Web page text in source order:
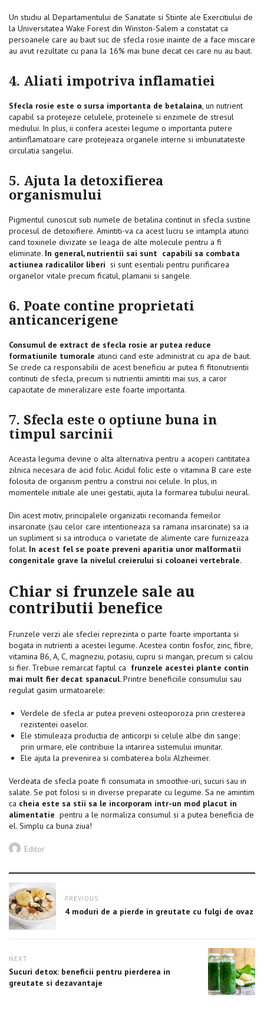
Un studiu al Departamentului de Sanatate si Stiinte ale Exercitiului de
la Universitatea Wake Forest din Winston-Salem a constatat ca
persoanele care au baut suc de sfecla rosie inainte de a face miscare
au avut rezultate cu pana la 16% mai bune decat cei care nu au baut.
4. Aliati impotriva inflamatiei
Sfecla rosie este o sursa importanta de betalaina, un nutrient
capabil sa protejeze celulele, proteinele si enzimele de stresul
mediului. In plus, ii confera acestei legume o importanta putere
antiinflamatoare care protejeaza organele interne si imbunatateste
circulatia sangelui.
5. Ajuta la detoxifierea
organismului
Pigmentul cunoscut sub numele de betalina continut in sfecla sustine
procesul de detoxifiere. Amintiti-va ca acest lucru se intampla atunci
cand toxinele divizate se leaga de alte molecule pentru a fi
eliminate. In general, nutrientii sai sunt capabili sa combata
actiunea radicalilor liberi si sunt esentiali pentru purificarea
organelor vitale precum ficatul, plamanii si sangele.
6. Poate contine proprietati
anticancerigene
Consumul de extract de sfecla rosie ar putea reduce
formatiunile tumorale atunci cand este administrat cu apa de baut.
Se crede ca responsabilii de acest beneficiu ar putea fi fitonutrientii
continuti de sfecla, precum si nutrientii amintiti mai sus, a caror
capacitate de mineralizare este foarte importanta.
7. Sfecla este o optiune buna in
timpul sarcinii
Aceasta leguma devine o alta alternativa pentru a acoperi cantitatea
zilnica necesara de acid folic. Acidul folic este o vitamina B care este
folosita de organism pentru a construi noi celule. In plus, in
momentele initiale ale unei gestatii, ajuta la formarea tubului neural.
Din acest motiv, principalele organizatii recomanda femeilor
insarcinate (sau celor care intentioneaza sa ramana insarcinate) sa ia
un supliment si sa introduca o varietate de alimente care furnizeaza
folat. In acest fel se poate preveni aparitia unor malformatii
congenitale grave la nivelul creierului si coloanei vertebrale.
Chiar si frunzele sale au
contributii benefice
Frunzele verzi ale sfeclei reprezinta o parte foarte importanta si
bogata in nutrienti a acestei legume. Acestea contin fosfor, zinc, fibre,
vitamina B6, A, C, magneziu, potasiu, cupru si mangan, precum si calciu
si fier. Trebuie remarcat faptul ca frunzele acestei plante contin
mai mult fier decat spanacul.Printre beneficiile consumului sau
regulat gasim urmatoarele:
Verdele de sfecla ar putea preveni osteoporoza prin cresterea
rezistentei oaselor.
Ele stimuleaza productia de anticorpi si celule albe din sange;
prin urmare, ele contribuie la intarirea sistemului imunitar.
Ele ajuta la prevenirea si combaterea bolii Alzheimer.
Verdeata de sfecla poate fi consumata in smoothie-uri, sucuri sau in
salate. Se pot folosi si in diverse preparate cu legume. Sa ne amintim
ca cheia este sa stii sa le incorporam intr-un mod placut in
alimentatie pentru a le normaliza consumul si a putea beneficia de
el. Simplu ca buna ziua!
Author
Editor
Post
navigation
PREVIOUS
Previous
4 moduri de a pierde in greutate cu fulgi de ovaz
NEXT
Next
post:
Sucuri detox: beneficii pentru pierderea in
greutate si dezavantaje